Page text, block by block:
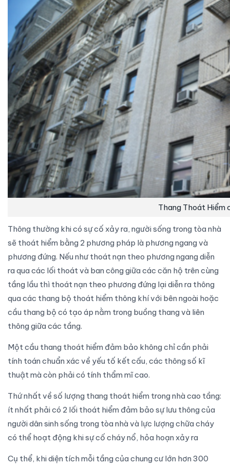
Thang Thoát Hiểm
Thông thường khi có sự cố xảy ra, người sống trong tòa nhà
sẽ thoát hiểm bằng 2 phương pháp là phương ngang và
phương đứng. Nếu như thoát nạn theo phương ngang diễn
ra qua các lối thoát và ban công giữa các căn hộ trên cùng
tầng lầu thì thoát nạn theo phương đứng lại diễn ra thông
qua các thang bộ thoát hiểm thông khí với bên ngoài hoặc
cầu thang bộ có tạo áp nằm trong buồng thang và liên
thông giữa các tầng.
Một cầu thang thoát hiểm đảm bảo không chỉ cần phải
tính toán chuẩn xác về yếu tố kết cấu, các thông số kĩ
thuật mà còn phải có tính thẩm mĩ cao.
Thứ nhất về số lượng thang thoát hiểm trong nhà cao tầng:
ít nhất phải có 2 lối thoát hiểm đảm bảo sự lưu thông của
người dân sinh sống trong tòa nhà và lực lượng chữa cháy
có thể hoạt động khi sự cố cháy nổ, hỏa hoạn xảy ra
Cụ thể, khi diện tích mỗi tầng của chung cư lớn hơn 300